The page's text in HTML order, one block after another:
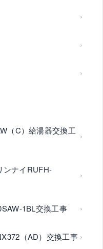
（C）給湯器交換工
ンナイRUFH-
1BL交換工事
（AD）交換工事